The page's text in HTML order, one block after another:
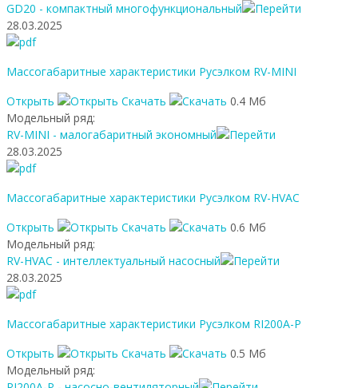
GD20 - компактный многофункциональный
28.03.2025
Массогабаритные характеристики Русэлком RV-MINI
Открыть
Скачать
0.4 Мб
Модельный ряд:
RV-MINI - малогабаритный экономный
28.03.2025
Массогабаритные характеристики Русэлком RV-HVAC
Открыть
Скачать
0.6 Мб
Модельный ряд:
RV-HVAC - интеллектуальный насосный
28.03.2025
Массогабаритные характеристики Русэлком RI200A-P
Открыть
Скачать
0.5 Мб
Модельный ряд: